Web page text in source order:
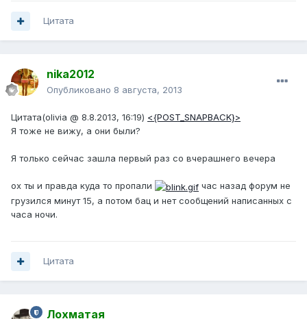
Цитата
nika2012
Опубликовано 8 августа, 2013
Цитата(olivia @ 8.8.2013, 16:19) <{POST_SNAPBACK}>
Я тоже не вижу, а они были?
Я только сейчас зашла первый раз со вчерашнего вечера
ох ты и правда куда то пропали
час назад форум не
грузился минут 15, а потом бац и нет сообщений написанных с
часа ночи.
Цитата
Лохматая